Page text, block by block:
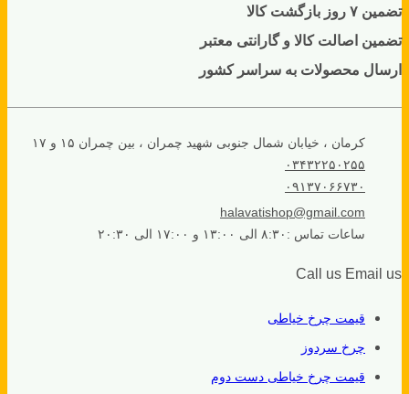
تضمین ۷ روز بازگشت کالا
تضمین اصالت کالا و گارانتی معتبر
ارسال محصولات به سراسر کشور
کرمان ، خیابان شمال جنوبی شهید چمران ، بین چمران ۱۵ و ۱۷
۰۳۴۳۲۲۵۰۲۵۵
۰۹۱۳۷۰۶۶۷۳۰
halavatishop@gmail.com
ساعات تماس :۸:۳۰ الی ۱۳:۰۰ و ۱۷:۰۰ الی ۲۰:۳۰
Call us Email us
قیمت چرخ خیاطی
چرخ سردوز
قیمت چرخ خیاطی دست دوم